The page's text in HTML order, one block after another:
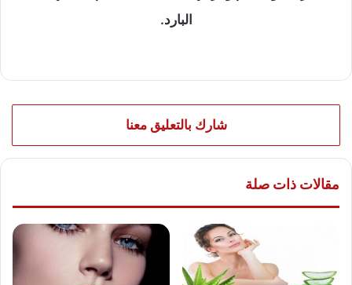
البارد.
شارك بالتعليق معنا
مقالات ذات صلة